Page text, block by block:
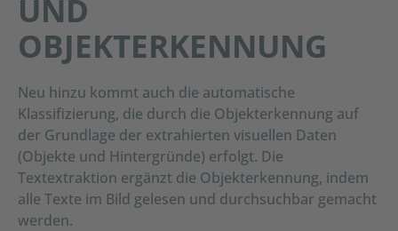
UND
OBJEKTERKENNUNG
Neu hinzu kommt auch die automatische
Klassifizierung, die durch die Objekterkennung auf
der Grundlage der extrahierten visuellen Daten
(Objekte und Hintergründe) erfolgt. Die
Textextraktion ergänzt die Objekterkennung, indem
alle Texte im Bild gelesen und durchsuchbar gemacht
werden.